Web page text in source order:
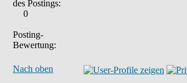
des Postings:
0
Posting-
Bewertung:
Nach oben